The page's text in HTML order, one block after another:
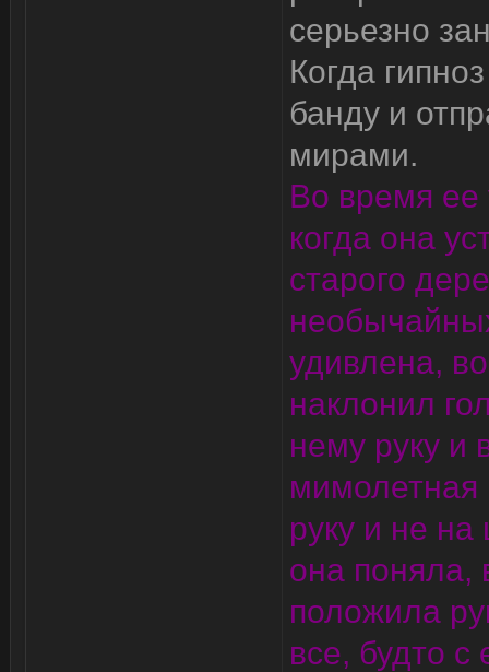
серьезно
Когда
банду и
мирами.
Во время ее
когда она
старого
удивлена,
наклонил
нему руку и
мимолетная
руку и не на
она поняла,
положила
все, будто